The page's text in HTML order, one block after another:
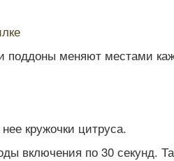
поддоны меняют местами
кружочки цитруса.
включения по 30 секунд.